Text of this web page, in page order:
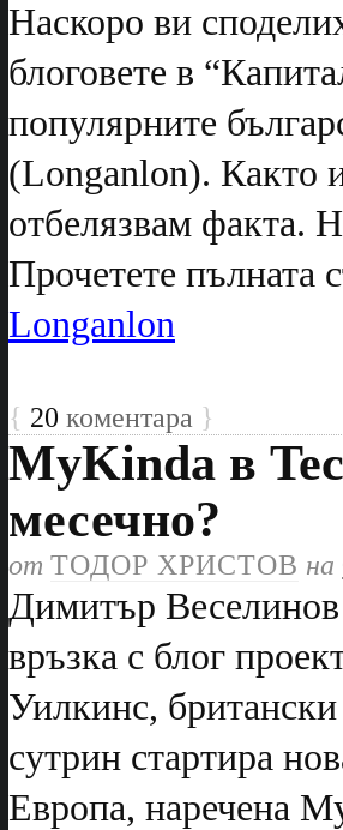
Наскоро ви
блоговете в
популярните
(Longanlon). Както
отбелязвам факта.
Прочетете пълната
Longanlon
{ 20 коментара }
MyKinda в
месечно?
от ТОДОР ХРИСТОВ на
Димитър Веселинов
връзка с блог
Уилкинс,
сутрин стартира
Европа, наречена